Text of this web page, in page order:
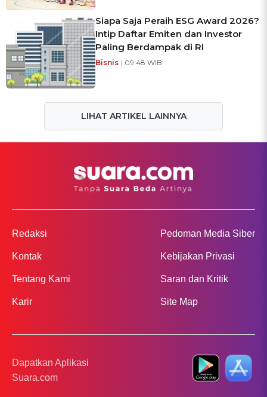
Siapa Saja Peraih ESG Award 2026?
Intip Daftar Emiten dan Investor
Paling Berdampak di RI
Bisnis | 09:48 WIB
LIHAT ARTIKEL LAINNYA
Redaksi
Kontak
Tentang Kami
Karir
Pedoman Media Siber
Kebijakan Privasi
Saran dan Kritik
Site Map
Dapatkan Aplikasi
Suara.com